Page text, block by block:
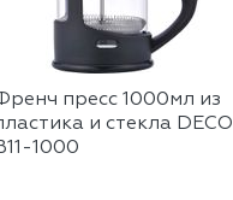
пресс 1000мл из
и стекла DECO
1000